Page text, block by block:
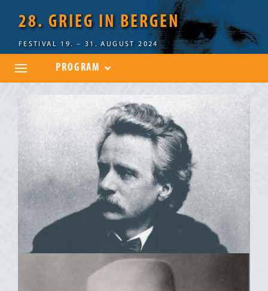
28. GRIEG IN BERGEN
FESTIVAL 19. – 31. AUGUST 2024
PROGRAM